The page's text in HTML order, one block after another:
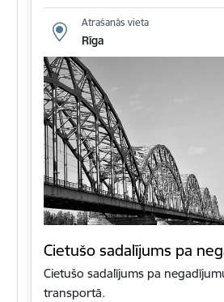
Atrašanās vieta
Rīga
Cietušo sadalījums pa
Cietušo sadalījums pa
transportā.